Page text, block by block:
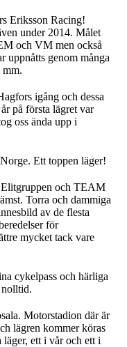
Eriksson Racing!
under 2014. Målet
och VM men också
uppnåtts genom många
mm.
igång och dessa
på första lägret var
oss ända upp i
Ett toppen läger!
Elitgruppen och TEAM
Torra och dammiga
av de flesta
för
mycket tack vare
cykelpass och härliga
nolltid.
Motorstadion där är
lägren kommer köras
ett i vår och ett i